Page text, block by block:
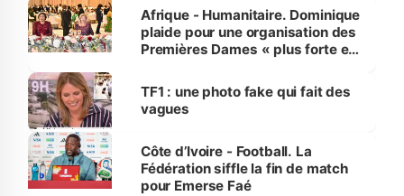
Afrique - Humanitaire. Dominique
plaide pour une organisation des
Premières Dames « plus forte et
sur la scène internationale »
TF1 : une photo fake qui fait des
vagues
Côte d’Ivoire - Football. La
Fédération siffle la fin de match
pour Emerse Faé